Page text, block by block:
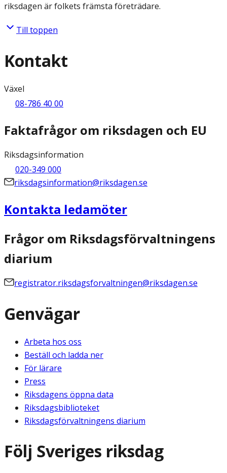
riksdagen är folkets främsta företrädare.
Till toppen
Kontakt
Växel
08-786 40 00
Faktafrågor om riksdagen och EU
Riksdagsinformation
020-349 000
riksdagsinformation@riksdagen.se
Kontakta ledamöter
Frågor om Riksdagsförvaltningens
diarium
registrator.riksdagsforvaltningen@riksdagen.se
Genvägar
Arbeta hos oss
Beställ och ladda ner
För lärare
Press
Riksdagens öppna data
Riksdagsbiblioteket
Riksdagsförvaltningens diarium
Följ Sveriges riksdag